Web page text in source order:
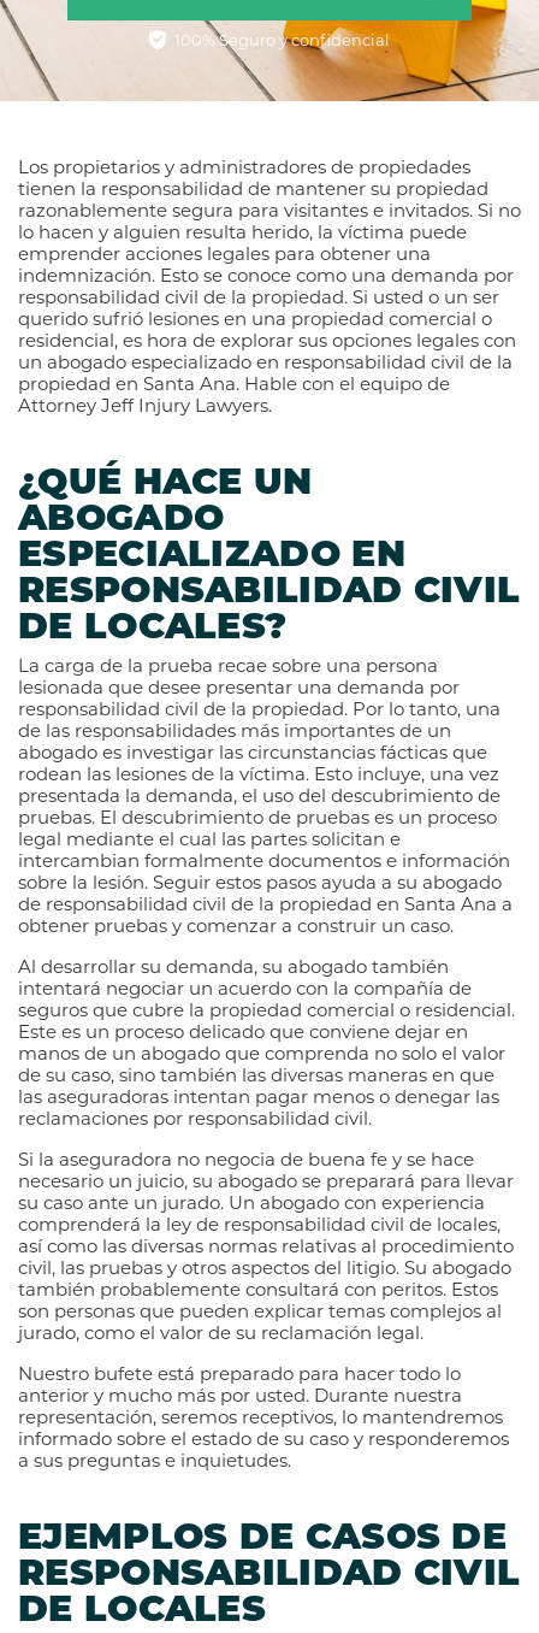
100% Seguro y confidencial
Los propietarios y administradores de propiedades
tienen la responsabilidad de mantener su propiedad
razonablemente segura para visitantes e invitados. Si no
lo hacen y alguien resulta herido, la víctima puede
emprender acciones legales para obtener una
indemnización. Esto se conoce como una demanda por
responsabilidad civil de la propiedad. Si usted o un ser
querido sufrió lesiones en una propiedad comercial o
residencial, es hora de explorar sus opciones legales con
un abogado especializado en responsabilidad civil de la
propiedad en Santa Ana. Hable con el equipo de
Attorney Jeff Injury Lawyers.
¿QUÉ HACE UN
ABOGADO
ESPECIALIZADO EN
RESPONSABILIDAD CIVIL
DE LOCALES?
La carga de la prueba recae sobre una persona
lesionada que desee presentar una demanda por
responsabilidad civil de la propiedad. Por lo tanto, una
de las responsabilidades más importantes de un
abogado es investigar las circunstancias fácticas que
rodean las lesiones de la víctima. Esto incluye, una vez
presentada la demanda, el uso del descubrimiento de
pruebas. El descubrimiento de pruebas es un proceso
legal mediante el cual las partes solicitan e
intercambian formalmente documentos e información
sobre la lesión. Seguir estos pasos ayuda a su abogado
de responsabilidad civil de la propiedad en Santa Ana a
obtener pruebas y comenzar a construir un caso.
Al desarrollar su demanda, su abogado también
intentará negociar un acuerdo con la compañía de
seguros que cubre la propiedad comercial o residencial.
Este es un proceso delicado que conviene dejar en
manos de un abogado que comprenda no solo el valor
de su caso, sino también las diversas maneras en que
las aseguradoras intentan pagar menos o denegar las
reclamaciones por responsabilidad civil.
Si la aseguradora no negocia de buena fe y se hace
necesario un juicio, su abogado se preparará para llevar
su caso ante un jurado. Un abogado con experiencia
comprenderá la ley de responsabilidad civil de locales,
así como las diversas normas relativas al procedimiento
civil, las pruebas y otros aspectos del litigio. Su abogado
también probablemente consultará con peritos. Estos
son personas que pueden explicar temas complejos al
jurado, como el valor de su reclamación legal.
Nuestro bufete está preparado para hacer todo lo
anterior y mucho más por usted. Durante nuestra
representación, seremos receptivos, lo mantendremos
informado sobre el estado de su caso y responderemos
a sus preguntas e inquietudes.
EJEMPLOS DE CASOS DE
RESPONSABILIDAD CIVIL
DE LOCALES